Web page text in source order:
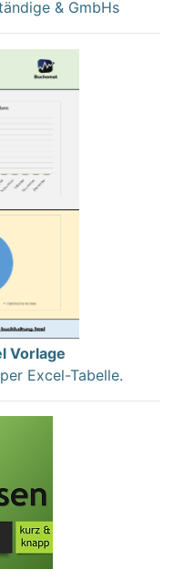
& GmbHs
Vorlage
Excel-Tabelle.